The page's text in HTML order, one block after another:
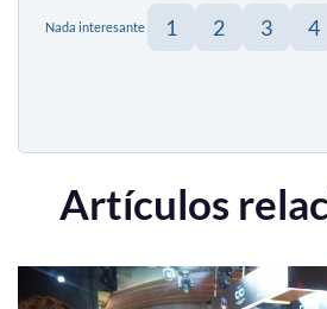
Nada interesante 1 2 3 4
Artículos